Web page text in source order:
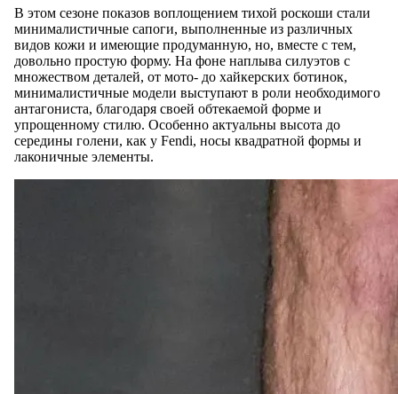
В этом сезоне показов воплощением тихой роскоши стали
минималистичные сапоги, выполненные из различных
видов кожи и имеющие продуманную, но, вместе с тем,
довольно простую форму. На фоне наплыва силуэтов с
множеством деталей, от мото- до хайкерских ботинок,
минималистичные модели выступают в роли необходимого
антагониста, благодаря своей обтекаемой форме и
упрощенному стилю. Особенно актуальны высота до
середины голени, как у Fendi, носы квадратной формы и
лаконичные элементы.